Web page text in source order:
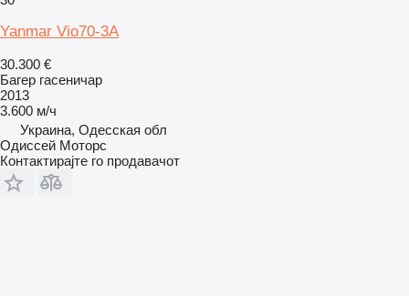
Yanmar Vio70-3A
30.300 €
Багер гасеничар
2013
3.600 м/ч
Украина, Одесская обл
Одиссей Моторс
Контактирајте го продавачот